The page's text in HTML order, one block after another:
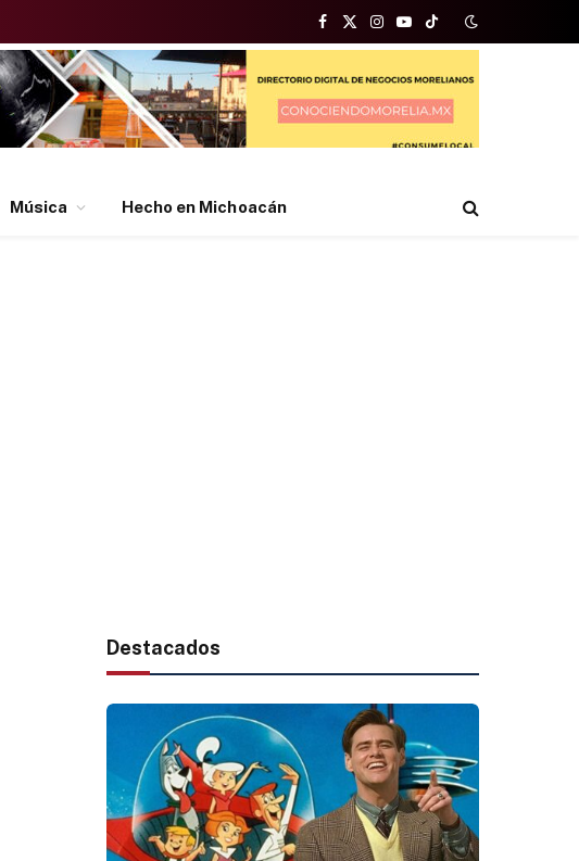
Facebook
X
(Twitter)
Instagram
YouTubeTikTok
Música Hecho en Michoacán
Destacados